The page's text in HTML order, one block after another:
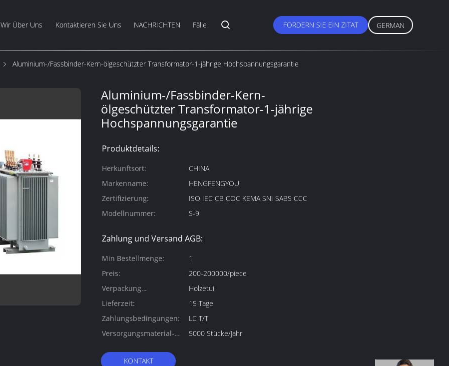
Wir Über Uns Kontaktieren Sie Uns NACHRICHTEN Fälle FORDERN SIE EIN ZITAT GERMAN
Aluminium-/Fassbinder-Kern-ölgeschützter Transformator-1-jährige Hochspannungsgarantie
Aluminium-/Fassbinder-Kern-
ölgeschützter Transformator-1-jährige
Hochspannungsgarantie
Produktdetails:
Herkunftsort:
CHINA
Markenname:
HENGFENGYOU
Zertifizierung:
ISO IEC CB COC KEMA SNI SABS CCC
Modellnummer:
S-9
Zahlung und Versand AGB:
Min Bestellmenge:
1
Preis:
200-200000/piece
Verpackung
Informationen:
Holzetui
Lieferzeit:
15 Tage
Zahlungsbedingungen:
LC T/T
Versorgungsmaterial-
5000 Stücke/Jahr
KONTAKT